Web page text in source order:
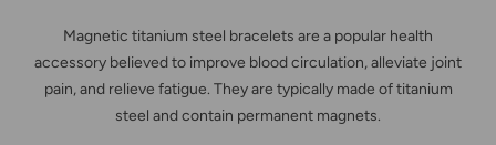
Magnetic titanium steel bracelets are a popular health
accessory believed to improve blood circulation, alleviate joint
pain, and relieve fatigue. They are typically made of titanium
steel and contain permanent magnets.